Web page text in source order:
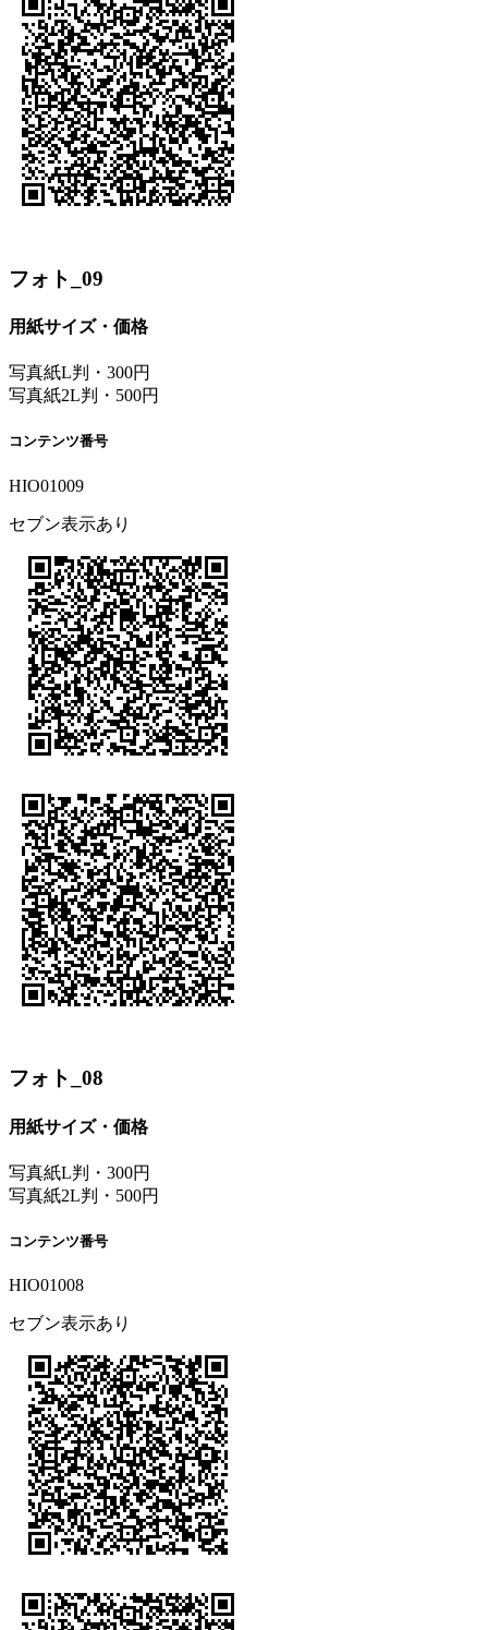
フォト_09
用紙サイズ・価格
写真紙L判・300円
写真紙2L判・500円
コンテンツ番号
HIO01009
セブン表示あり
フォト_08
用紙サイズ・価格
写真紙L判・300円
写真紙2L判・500円
コンテンツ番号
HIO01008
セブン表示あり